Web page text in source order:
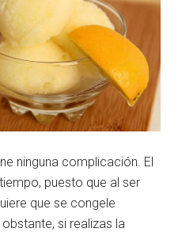
ninguna complicación. El
puesto que al ser
que se congele
si realizas la